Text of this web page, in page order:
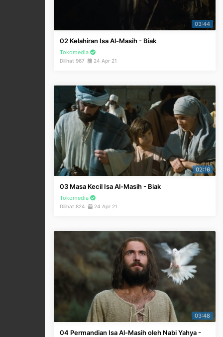
03:44
02 Kelahiran Isa Al-Masih - Biak
Tokomedia
Dilihat 967 24 Apr 21
02:16
03 Masa Kecil Isa Al-Masih - Biak
Tokomedia
Dilihat 824 24 Apr 21
03:48
04 Permandian Isa Al-Masih oleh Nabi Yahya -